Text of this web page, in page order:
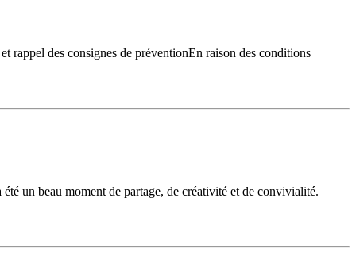
rappel des consignes de préventionEn raison des conditions
un beau moment de partage, de créativité et de convivialité.